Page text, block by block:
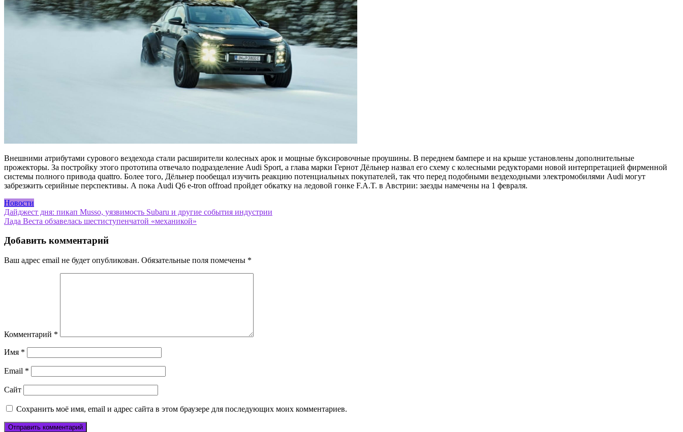
Внешними атрибутами сурового вездехода стали расширители колесных арок и мощные буксировочные проушины. В переднем бампере и на крыше установлены дополнительные
прожекторы. За постройку этого прототипа отвечало подразделение Audi Sport, а глава марки Гернот Дёльнер назвал его схему с колесными редукторами новой интерпретацией фирменной
системы полного привода quattro. Более того, Дёльнер пообещал изучить реакцию потенциальных покупателей, так что перед подобными вездеходными электромобилями Audi могут
забрезжить серийные перспективы. А пока Audi Q6 e-tron offroad пройдет обкатку на ледовой гонке F.A.T. в Австрии: заезды намечены на 1 февраля.
Новости
Навигация
по
записям
Дайджест дня: пикап Musso, уязвимость Subaru и другие события индустрии
Лада Веста обзавелась шестиступенчатой «механикой»
Добавить комментарий
Ваш адрес email не будет опубликован. Обязательные поля помечены *
Комментарий *
Имя *
Email *
Сайт
Сохранить моё имя, email и адрес сайта в этом браузере для последующих моих комментариев.